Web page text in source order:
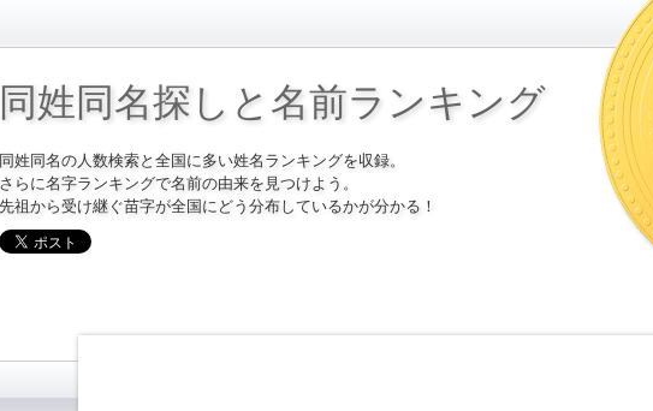
同姓同名探しと名前ランキング
同姓同名の人数検索と全国に多い姓名ランキングを収録。
さらに名字ランキングで名前の由来を見つけよう。
先祖から受け継ぐ苗字が全国にどう分布しているかが分かる！